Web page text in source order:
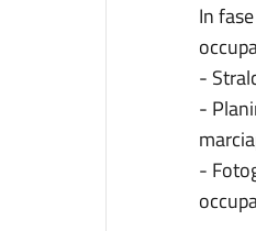
In
-
-
-